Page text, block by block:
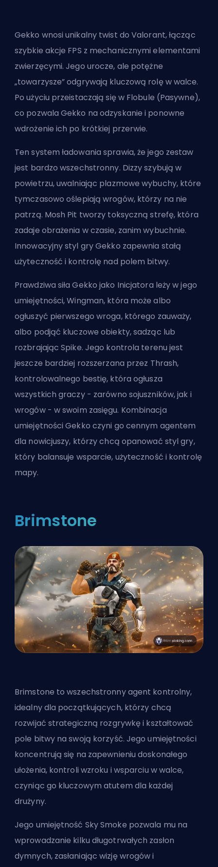
Gekko wnosi unikalny twist do Valorant, łącząc
szybkie akcje FPS z mechanicznymi elementami
zwierzęcymi. Jego urocze, ale potężne
„towarzysze” odgrywają kluczową rolę w walce.
Po użyciu przeistaczają się w Flobule (Pasywne),
co pozwala Gekko na odzyskanie i ponowne
wdrożenie ich po krótkiej przerwie.
Ten system ładowania sprawia, że jego zestaw
jest bardzo wszechstronny. Dizzy szybują w
powietrzu, uwalniając plazmowe wybuchy, które
tymczasowo oślepiają wrogów, którzy na nie
patrzą. Mosh Pit tworzy toksyczną strefę, która
zadaje obrażenia w czasie, zanim wybuchnie.
Innowacyjny styl gry Gekko zapewnia stałą
użyteczność i kontrolę nad polem bitwy.
Prawdziwa siła Gekko jako Inicjatora leży w jego
umiejętności, Wingman, która może albo
ogłuszyć pierwszego wroga, którego zauważy,
albo podjąć kluczowe obiekty, sadząc lub
rozbrajając Spike. Jego kontrola terenu jest
jeszcze bardziej rozszerzana przez Thrash,
kontrolowalnego bestię, która ogłusza
wszystkich graczy - zarówno sojuszników, jak i
wrogów - w swoim zasięgu. Kombinacja
umiejętności Gekko czyni go cennym agentem
dla nowicjuszy, którzy chcą opanować styl gry,
który balansuje wsparcie, użyteczność i kontrolę
mapy.
Brimstone
Brimstone to wszechstronny agent kontrolny,
idealny dla początkujących, którzy chcą
rozwijać strategiczną rozgrywkę i kształtować
pole bitwy na swoją korzyść. Jego umiejętności
koncentrują się na zapewnieniu doskonałego
ułożenia, kontroli wzroku i wsparciu w walce,
czyniąc go kluczowym atutem dla każdej
drużyny.
Jego umiejętność Sky Smoke pozwala mu na
wprowadzanie kilku długotrwałych zasłon
dymnych, zasłaniając wizję wrogów i